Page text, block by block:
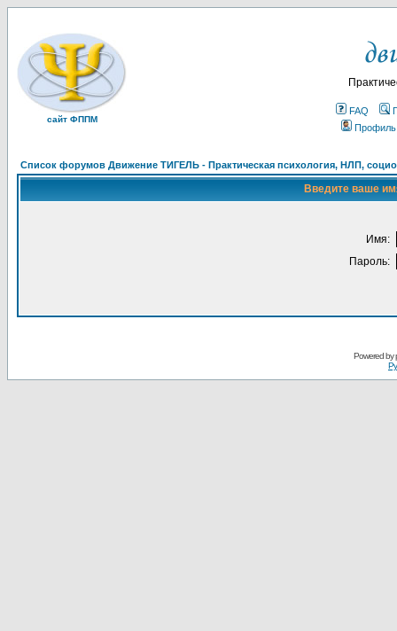
сайт ФППМ
FAQ
Профиль
Список форумов Движение ТИГЕЛЬ - Практическая психология, НЛП,
Введите ваше
Имя:
Пароль:
Powered by